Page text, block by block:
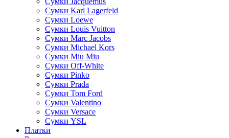
Сумки Karl Lagerfeld
Сумки Loewe
Сумки Louis Vuitton
Сумки Marc Jacobs
Сумки Michael Kors
Сумки Miu Miu
Сумки Off-White
Сумки Pinko
Сумки Prada
Сумки Tom Ford
Cумки Valentino
Сумки Versace
Сумки YSL
Платки